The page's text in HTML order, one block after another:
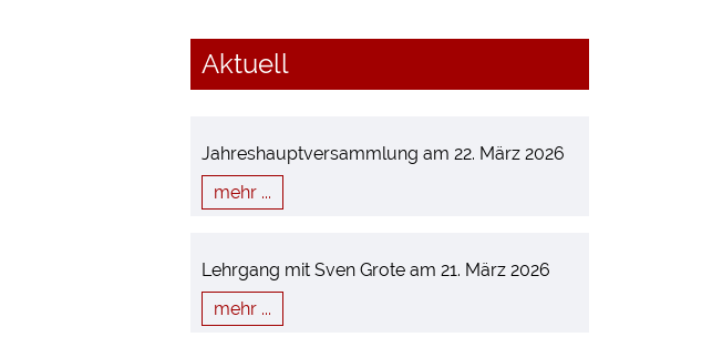
Aktuell
Jahreshauptversammlung am 22. März 2026
mehr ...
Lehrgang mit Sven Grote am 21. März 2026
mehr ...